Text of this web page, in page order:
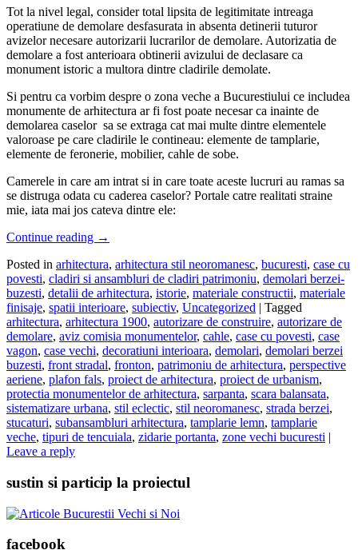
Tot la nivel legal, consider total lipsita de legitimitate intreaga
operatiune de demolare desfasurata in absenta detinerii tuturor
avizelor necesare autorizarii lucrarilor de demolare. Autorizatia de
demolare a fost anterioara obtinerii avizului de declasare ca
monument istoric a multora dintre cladirile demolate.
Si pentru ca vorbim despre o zona veche a Bucurestiului ce includea
monumente de arhitectura ar fi fost poate necesar ca inainte de
demolarea caselor sa se extraga cat mai multe dintre elementele
valoroase pe care cladirile le contineau: elemente de tamplarie,
elemente de feronerie, mobilier, cahle de sobe.
Camerele in care am intrat si in care toate aceste lucruri au ramas sa
se distruga odata cu caderea caselor? Portale catre realitati straine
mie, iata mai jos cateva dintre ele:
Continue reading →
Posted in arhitectura, arhitectura stil neoromanesc, bucuresti, case cu
povesti, cladiri si ansambluri de cladiri patrimoniu, demolari berzei-
buzesti, detalii de arhitectura, istorie, materiale constructii, materiale
finisaje, spatii interioare, subiectiv, Uncategorized | Tagged
arhitectura, arhitectura 1900, autorizare de construire, autorizare de
demolare, aviz comisia monumentelor, cahle, case cu povesti, case
vagon, case vechi, decoratiuni interioara, demolari, demolari berzei
buzesti, front stradal, fronton, patrimoniu de arhitectura, perspective
aeriene, plafon fals, proiect de arhitectura, proiect de urbanism,
protectia monumentelor de arhitectura, sarpanta, scara balansata,
sistematizare urbana, stil eclectic, stil neoromanesc, strada berzei,
stucaturi, subansambluri arhitectura, tamplarie lemn, tamplarie
veche, tipuri de tencuiala, zidarie portanta, zone vechi bucuresti |
Leave a reply
sustin si particip la proiectul
facebook